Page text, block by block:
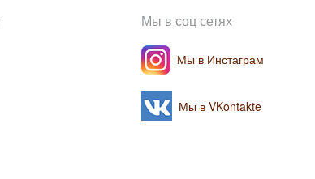
Мы в соц сетях
Мы в Инстаграм
Мы в VKontakte